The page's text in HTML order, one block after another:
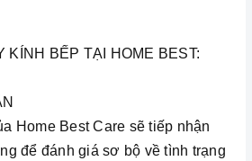
KÍNH BẾP TẠI HOME BEST:
NHẬN
Home Best Care sẽ tiếp nhận
để đánh giá sơ bộ về tình trạng